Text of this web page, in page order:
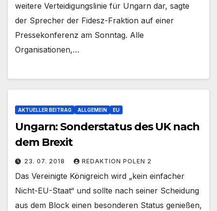
weitere Verteidigungslinie für Ungarn dar, sagte
der Sprecher der Fidesz-Fraktion auf einer
Pressekonferenz am Sonntag. Alle
Organisationen,…
AKTUELLER BEITRAG ALLGEMEIN EU
Ungarn: Sonderstatus des UK nach
dem Brexit
23. 07. 2018 REDAKTION POLEN 2
Das Vereinigte Königreich wird „kein einfacher
Nicht-EU-Staat“ und sollte nach seiner Scheidung
aus dem Block einen besonderen Status genießen,